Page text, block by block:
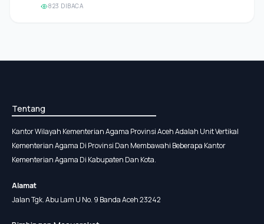
823 DIBACA
Tentang
Kantor Wilayah Kementerian Agama Provinsi Aceh Adalah Unit Vertikal
Kementerian Agama Di Provinsi Dan Membawahi Beberapa Kantor
Kementerian Agama Di Kabupaten Dan Kota.
Alamat
Jalan Tgk. Abu Lam U No. 9 Banda Aceh 23242